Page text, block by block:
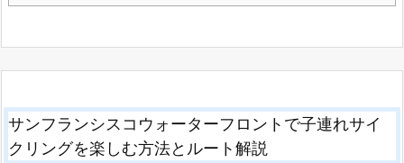
サンフランシスコウォーターフロントで子連れサイ
クリングを楽しむ方法とルート解説